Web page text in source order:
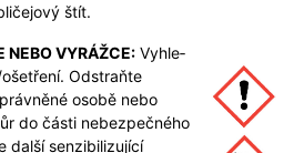
štít.
NEBO VYRÁŽCE: Vyhle­
Odstraňte
osobě nebo
do části nebezpečného
další senzibilizující